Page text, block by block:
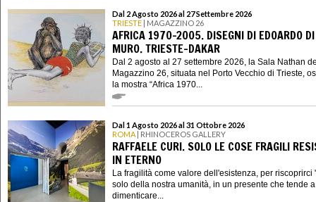
Dal 2 Agosto 2026 al 27 Settembre 2026
TRIESTE | MAGAZZINO 26
AFRICA 1970-2005. DISEGNI DI EDOARDO DI
MURO. TRIESTE-DAKAR
Dal 2 agosto al 27 settembre 2026, la Sala Nathan
Magazzino 26, situata nel Porto Vecchio di Trieste,
la mostra “Africa 1970...
Dal 1 Agosto 2026 al 31 Ottobre 2026
ROMA | RHINOCEROS GALLERY
RAFFAELE CURI. SOLO LE COSE FRAGILI
IN ETERNO
La fragilità come valore dell'esistenza, per riscoprirci
solo della nostra umanità, in un presente che tende
dimenticare...